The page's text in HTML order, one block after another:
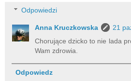
Odpowiedzi
Anna Kruczkowska
21
Chorujące dzicko to nie lada
Wam zdrowia.
Odpowiedz